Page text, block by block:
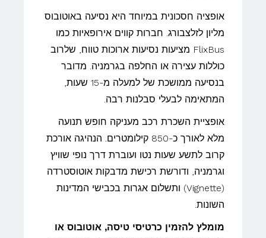
אופציה חסכונית במיוחד היא נסיעה באוטובוס
מליון לזלצבורג. חברות קווים אירופאיות כמו
FlixBus מציעות נסיעות ארוכות טווח, שלרוב
כוללות עצירה או החלפה בגרמניה. מדובר
בנסיעה ממושכת של למעלה מ-15 שעות,
המתאימה לבעלי סבלנות רבה.
אופציית השכרת רכב מעניקה חופש תנועה
מלא לאורך כ-850 קילומטרים. הנהיגה אורכת
קרוב לתשע שעות נטו ועוברת דרך נופי שוויץ
וגרמניה, ודורשת רכישת מדבקות אוטוסטרדה
(Vignette) ותשלום אגרות בכבישי המדינות
השונות.
מומלץ להזמין כרטיסי טיסה, אוטובוס או